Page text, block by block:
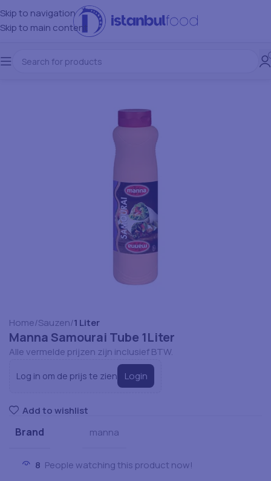
Skip to navigation
Skip to main content
Home Sauzen 1 Liter
Manna Samourai Tube 1Liter
Alle vermelde prijzen zijn inclusief BTW.
Log in om de prijs te zien Login
Add to wishlist
Brand manna
8 People watching this product now!